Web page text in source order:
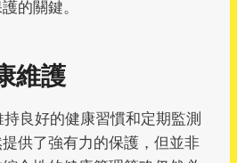
的關鍵。
維護
良好的健康習慣和定期監測
供了強有力的保護，但並非